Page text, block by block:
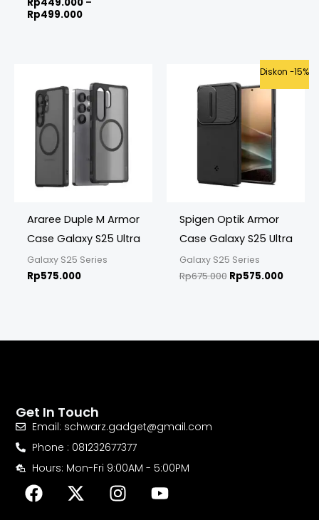
Rp499.000
Araree Duple M Armor
Case Galaxy S25 Ultra
Galaxy S25 Series
Rp575.000
Diskon -15%
Spigen Optik Armor
Case Galaxy S25 Ultra
Galaxy S25 Series
Rp675.000
Original
price
was:
Rp675.000.
Rp575.000
is:
Get In Touch
Email: schwarz.gadget@gmail.com
Phone : 081232677377
Hours: Mon-Fri 9:00AM - 5:00PM
F
a
X
-
I
n
Y
o